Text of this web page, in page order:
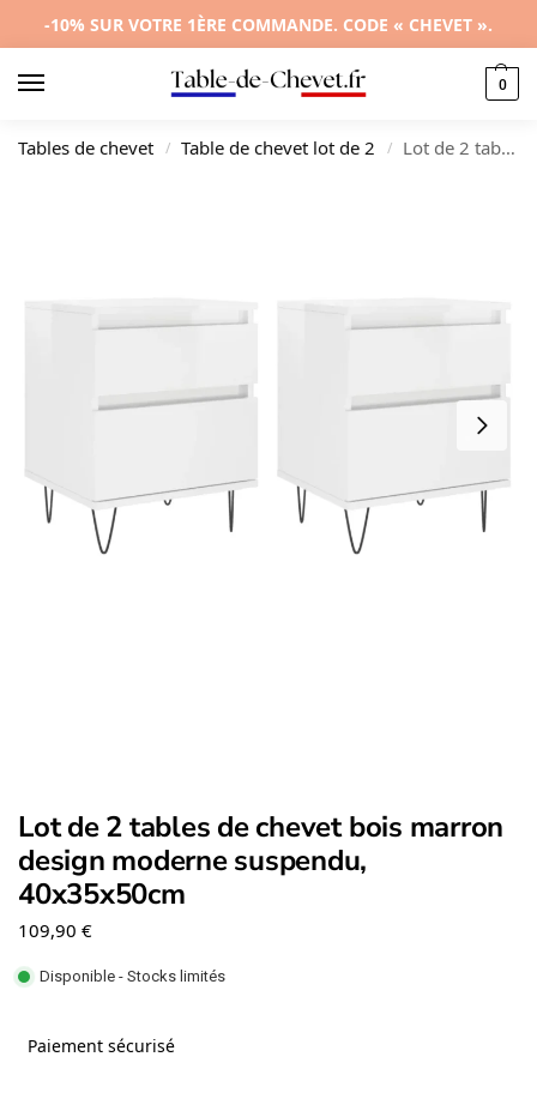
-10% SUR VOTRE 1ÈRE COMMANDE. CODE « CHEVET ».
0
Tables de chevet / Table de chevet lot de 2 / Lot de 2 tables de chevet bois marron design moderne suspendu, 40x35x50cm
Lot de 2 tables de chevet bois marron
design moderne suspendu,
40x35x50cm
109,90 €
Disponible - Stocks limités
Paiement sécurisé